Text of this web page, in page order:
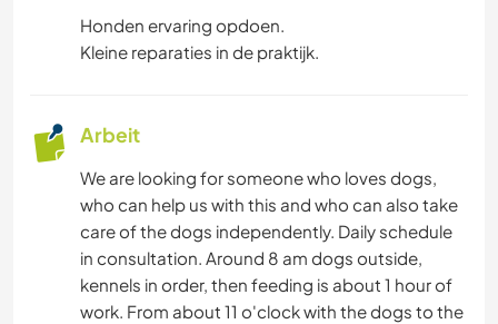
Honden ervaring opdoen.
Kleine reparaties in de praktijk.
Arbeit
We are looking for someone who loves dogs,
who can help us with this and who can also take
care of the dogs independently. Daily schedule
in consultation. Around 8 am dogs outside,
kennels in order, then feeding is about 1 hour of
work. From about 11 o'clock with the dogs to the